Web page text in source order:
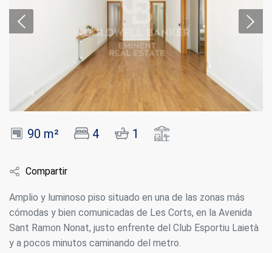
90 m² 4 1
Compartir
Amplio y luminoso piso situado en una de las zonas más
cómodas y bien comunicadas de Les Corts, en la Avenida
Sant Ramon Nonat, justo enfrente del Club Esportiu Laietà
y a pocos minutos caminando del metro.